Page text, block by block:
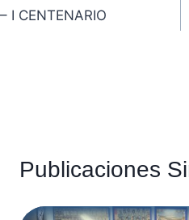
– I CENTENARIO
Publicaciones